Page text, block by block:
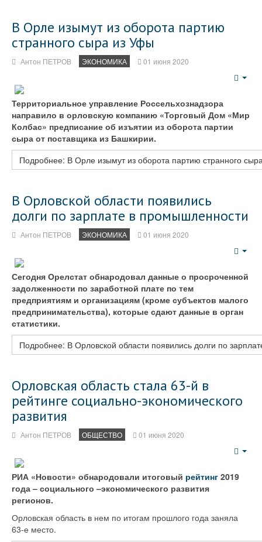
В Орле изымут из оборота партию
странного сыра из Уфы
Антон ПЕТРОВ ЭКОНОМИКА 01 июня 2020
Территориальное управление Россельхознадзора
направило в орловскую компанию «Торговый Дом «Мир
Колбас» предписание об изъятии из оборота партии
сыра от поставщика из Башкирии.
Подробнее: В Орле изымут из оборота партию странного
В Орловской области появились
долги по зарплате в промышленности
Антон ПЕТРОВ ЭКОНОМИКА 01 июня 2020
Сегодня Орелстат обнародовал данные о просроченной
задолженности по заработной плате по тем
предприятиям и организациям (кроме субъектов малого
предпринимательства), которые сдают данные в орган
статистики.
Подробнее: В Орловской области появились долги по
Орловская область стала 63-й в
рейтинге социально-экономического
развития
Антон ПЕТРОВ ОБЩЕСТВО 01 июня 2020
РИА «Новости» обнародовали итоговый рейтинг 2019
года – социального –экономического развития
регионов.
Орловская область в нем по итогам прошлого года заняла
63-е место.